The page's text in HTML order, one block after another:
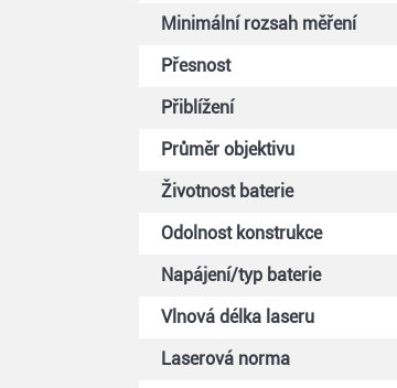
Minimální rozsah měření
Přesnost
Přiblížení
Průměr objektivu
Životnost baterie
Odolnost konstrukce
Napájení/typ baterie
Vlnová délka laseru
Laserová norma